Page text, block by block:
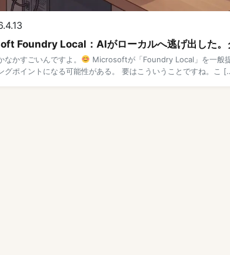
Foundry Local：AIがローカルへ逃げ出した。
なかすごいんですよ。
Microsoftが「Foundry Local」を一般
グポイントになる可能性がある。 要はこういうことですね。こ